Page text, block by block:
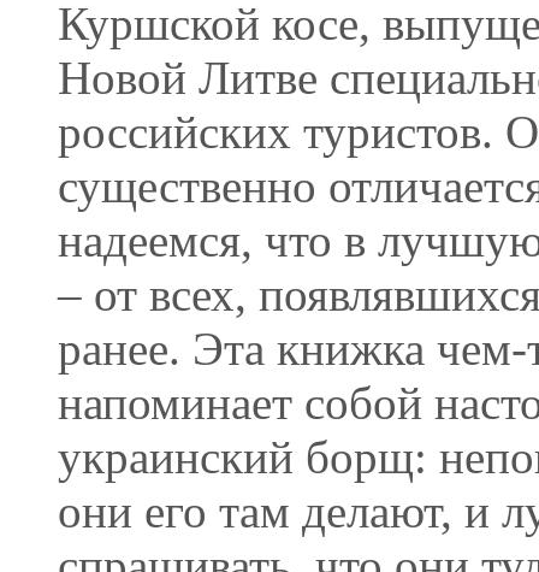
Куршской косе,
Новой Литве
российских туристов.
существенно
надеемся, что в
– от всех,
ранее. Эта книжка чем-
напоминает собой
украинский борщ:
они его там делают, и